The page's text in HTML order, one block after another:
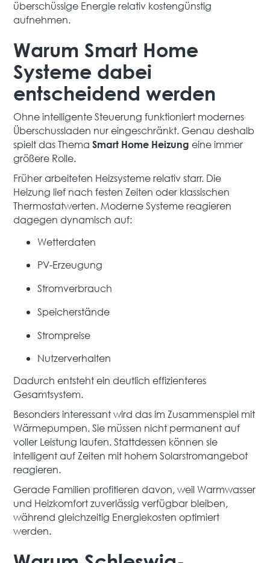
überschüssige Energie relativ kostengünstig
aufnehmen.
Warum Smart Home
Systeme dabei
entscheidend werden
Ohne intelligente Steuerung funktioniert modernes
Überschussladen nur eingeschränkt. Genau deshalb
spielt das ThemaSmart Home Heizung eine immer
größere Rolle.
Früher arbeiteten Heizsysteme relativ starr. Die
Heizung lief nach festen Zeiten oder klassischen
Thermostatwerten. Moderne Systeme reagieren
dagegen dynamisch auf:
Wetterdaten
PV-Erzeugung
Stromverbrauch
Speicherstände
Strompreise
Nutzerverhalten
Dadurch entsteht ein deutlich effizienteres
Gesamtsystem.
Besonders interessant wird das im Zusammenspiel mit
Wärmepumpen. Sie müssen nicht permanent auf
voller Leistung laufen. Stattdessen können sie
intelligent auf Zeiten mit hohem Solarstromangebot
reagieren.
Gerade Familien profitieren davon, weil Warmwasser
und Heizkomfort zuverlässig verfügbar bleiben,
während gleichzeitig Energiekosten optimiert
werden.